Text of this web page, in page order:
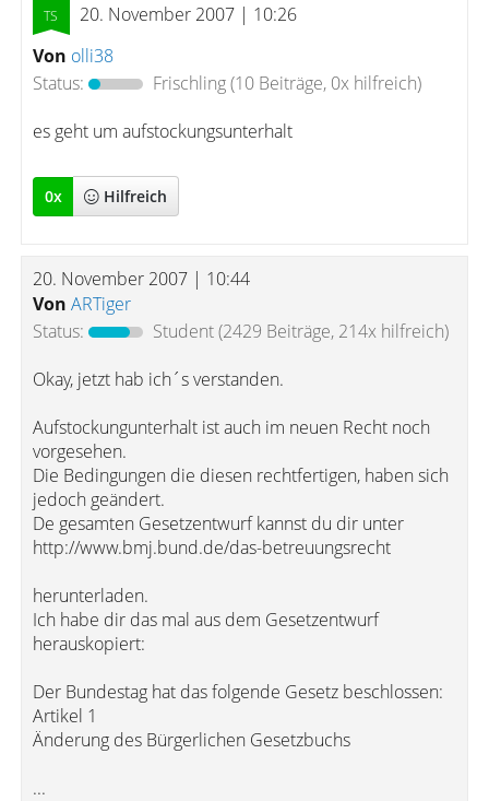
20. November 2007 | 10:26
Von olli38
Status:
Frischling(10 Beiträge, 0x hilfreich)
es geht um aufstockungsunterhalt
0x Hilfreich
20. November 2007 | 10:44
Von ARTiger
Status:
Student(2429 Beiträge, 214x hilfreich)
Okay, jetzt hab ich´s verstanden.
Aufstockungunterhalt ist auch im neuen Recht noch
vorgesehen.
Die Bedingungen die diesen rechtfertigen, haben sich
jedoch geändert.
De gesamten Gesetzentwurf kannst du dir unter
http://www.bmj.bund.de/das-betreuungsrecht
herunterladen.
Ich habe dir das mal aus dem Gesetzentwurf
herauskopiert:
Der Bundestag hat das folgende Gesetz beschlossen:
Artikel 1
Änderung des Bürgerlichen Gesetzbuchs
...